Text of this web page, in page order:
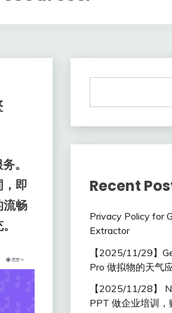
。
即
流畅
Recent
Privacy Policy for
Extractor
【2025/11/29】
Pro 做拟物的天气
【2025/11/28】
PPT 做企业培训，